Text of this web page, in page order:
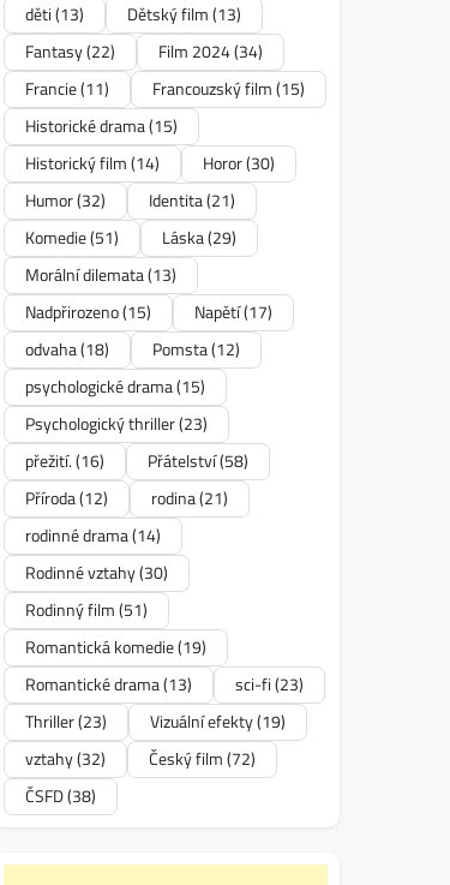
děti(13) Dětský film(13)
Fantasy(22) Film 2024(34)
Francie(11) Francouzský film(15)
Historické drama(15)
Historický film(14) Horor(30)
Humor(32) Identita(21)
Komedie(51) Láska(29)
Morální dilemata(13)
Nadpřirozeno(15) Napětí(17)
odvaha(18) Pomsta(12)
psychologické drama(15)
Psychologický thriller(23)
přežití.(16) Přátelství(58)
Příroda(12) rodina(21)
rodinné drama(14)
Rodinné vztahy(30)
Rodinný film(51)
Romantická komedie(19)
Romantické drama(13) sci-fi(23)
Thriller(23) Vizuální efekty(19)
vztahy(32) Český film(72)
ČSFD(38)